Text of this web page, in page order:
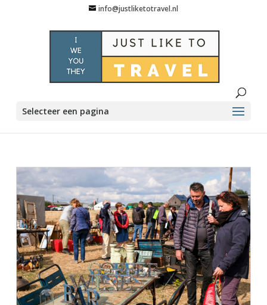
info@justliketotravel.nl
Selecteer een pagina